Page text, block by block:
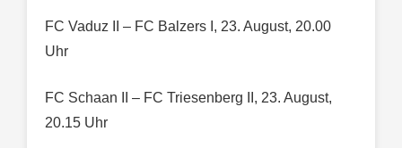
FC Vaduz II – FC Balzers I, 23. August, 20.00
Uhr
FC Schaan II – FC Triesenberg II, 23. August,
20.15 Uhr